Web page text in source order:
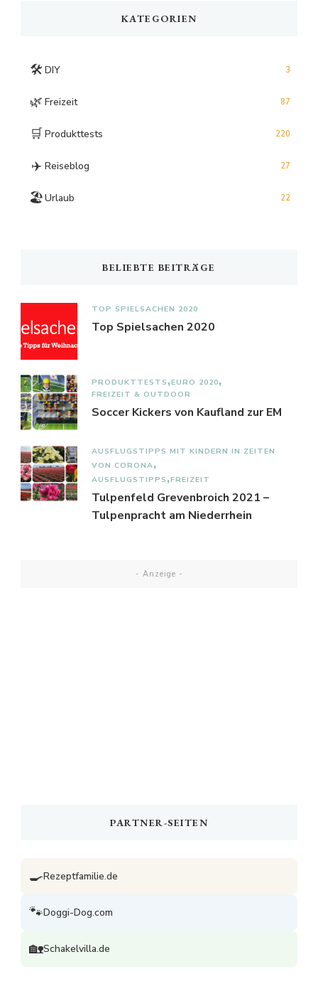
KATEGORIEN
🛠️ DIY 3
🌿 Freizeit 87
🛒 Produkttests 220
✈️ Reiseblog 27
🏖️Urlaub 22
BELIEBTE BEITRÄGE
TOP SPIELSACHEN 2020
Top Spielsachen 2020
PRODUKTTESTS EURO 2020
FREIZEIT & OUTDOOR
Soccer Kickers von Kaufland zur EM
AUSFLUGSTIPPS MIT KINDERN IN ZEITEN
VON CORONA
AUSFLUGSTIPPS FREIZEIT
Tulpenfeld Grevenbroich 2021 –
Tulpenpracht am Niederrhein
- Anzeige -
PARTNER-SEITEN
🍳Rezeptfamilie.de
🐾Doggi-Dog.com
🏡Schakelvilla.de